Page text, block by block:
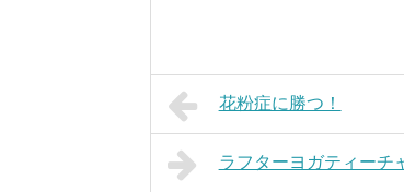
花粉症に勝つ！
ラフターヨガティーチ